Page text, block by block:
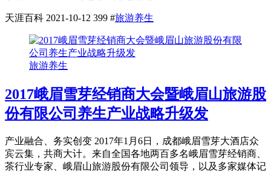
天涯百科 2021-10-12 399 #旅游养生
旅游养生
2017峨眉雪芽经销商大会暨峨眉山旅游股
份有限公司养生产业战略升级发
产业融合、务实创变 2017年1月6日，成都峨眉雪芽大酒店众
宾云集，共商大计。来自全国各地两百多名峨眉雪芽经销商、
茶行业专家、峨眉山旅游股份有限公司领导，以及多家媒体记